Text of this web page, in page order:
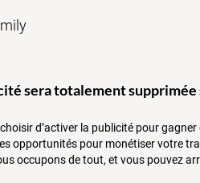
sera totalement supprimée
d’activer la publicité pour
opportunités pour monétiser votre
occupons de tout, et vous pouvez